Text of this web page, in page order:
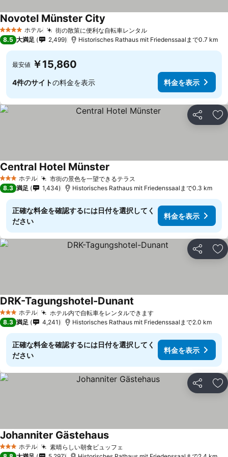
4 ホテルのランク
ホテル 街の散策に便利な自転車レンタル
Novotel Münster City
8.5 大満足 2,499 Historisches Rathaus mit Friedenssaalまで0.7 km
最安値 ￥15,860
4件のサイトの料金を表示 料金を表示
シェア お
3 ホテルのランク
ホテル 市街の景色を一望できるテラス
Central Hotel Münster
8.3 満足 1,434 Historisches Rathaus mit Friedenssaalまで0.3 km
正確な料金を確認するには日付を選択してく
ださい
料金を表示
シェア お
3 ホテルのランク
ホテル ホテル内で自転車をレンタルできます
DRK-Tagungshotel-Dunant
8.3 満足 4,241 Historisches Rathaus mit Friedenssaalまで2.0 km
正確な料金を確認するには日付を選択してく
ださい
料金を表示
シェア お
3 ホテルのランク
ホテル 素晴らしい朝食ビュッフェ
Johanniter Gästehaus